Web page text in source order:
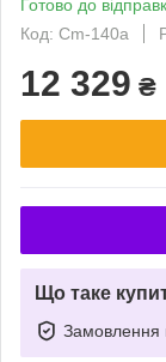
Готово до
Код: Cm-140a
12 329 ₴
Що таке
Замовлення